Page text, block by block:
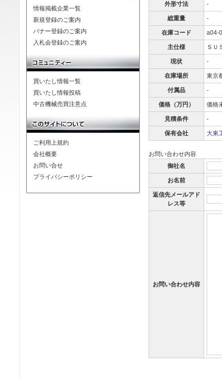
外形寸法 -
総重量 -
在庫コード a04-
主仕様 Ｓ
現状 -
在庫場所 東京
付属品 -
価格（万円） 価格
見積条件 -
保有会社 大東
お問い合わせ内容
御社名
お名前
返信先メールアド
レス等
お問い合わせ内容
情報掲載企業一覧
新規登録のご案内
バナー登録のご案内
入札会登録のご案内
買いたし情報一覧
買いたし情報投稿
中古機械売買注意点
ご利用上規約
会社概要
お問い合せ
プライバシーポリシー